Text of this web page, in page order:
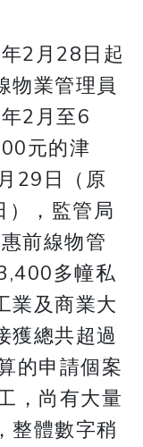
2月28日起
物業管理員
2月至6
元的津
29日（原
，監管局
前線物管
多幢私
業及商業大
獲總共超過
的申請個案
，尚有大量
整體數字稍